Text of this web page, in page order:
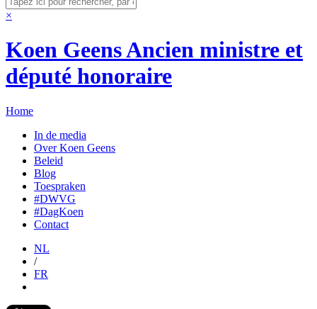
×
Koen GeensAncien ministre et
député honoraire
Home
In de media
Over Koen Geens
Beleid
Blog
Toespraken
#DWVG
#DagKoen
Contact
NL
/
FR